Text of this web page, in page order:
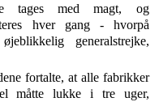
tages med magt, og
hver gang - hvorpå
generalstrejke,
fortalte, at alle fabrikker
måtte lukke i tre uger,